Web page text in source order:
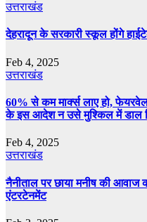
उत्तराखंड
देहरादून के सरकारी स्कूल होंगे
Feb 4, 2025
उत्तराखंड
60% से कम मार्क्‍स लाए हो,
के इस आदेश न उसे मुश्किल में डाल
Feb 4, 2025
उत्तराखंड
नैनीताल पर छाया मनीष की
एंटरटेनमेंट